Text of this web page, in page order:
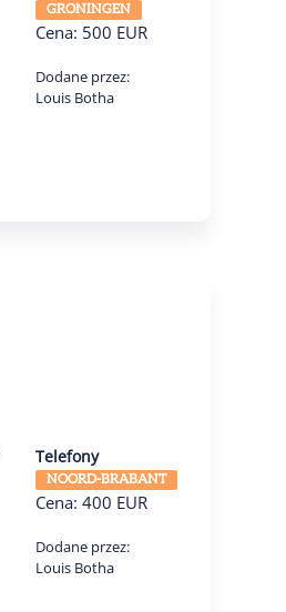
GRONINGEN
Cena: 500 EUR
Dodane przez:
Louis Botha
Telefony
NOORD-BRABANT
Cena: 400 EUR
Dodane przez:
Louis Botha